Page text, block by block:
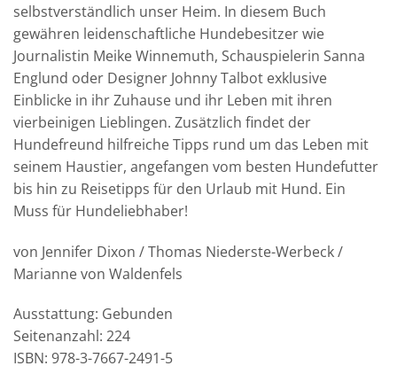
selbstverständlich unser Heim. In diesem Buch
gewähren leidenschaftliche Hundebesitzer wie
Journalistin Meike Winnemuth, Schauspielerin Sanna
Englund oder Designer Johnny Talbot exklusive
Einblicke in ihr Zuhause und ihr Leben mit ihren
vierbeinigen Lieblingen. Zusätzlich findet der
Hundefreund hilfreiche Tipps rund um das Leben mit
seinem Haustier, angefangen vom besten Hundefutter
bis hin zu Reisetipps für den Urlaub mit Hund. Ein
Muss für Hundeliebhaber!
von Jennifer Dixon / Thomas Niederste-Werbeck /
Marianne von Waldenfels
Ausstattung: Gebunden
Seitenanzahl: 224
ISBN: 978-3-7667-2491-5